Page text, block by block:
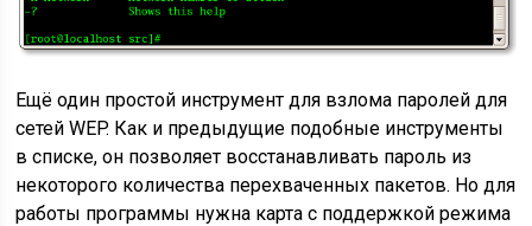
Ещё один простой инструмент для взлома паролей для
сетей WEP. Как и предыдущие подобные инструменты
в списке, он позволяет восстанавливать пароль из
некоторого количества перехваченных пакетов. Но для
работы программы нужна карта с поддержкой режима